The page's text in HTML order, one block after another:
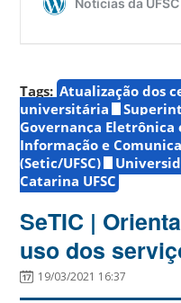
Tags: Atualização dos
universitária
Governança Eletrônica
Informação e
(Setic/UFSC)
Catarina UFSC
SeTIC |
uso dos
19/03/2021 16:37